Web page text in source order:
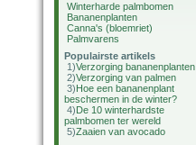
Winterharde palmbomen
Bananenplanten
Canna's (bloemriet)
Palmvarens
Populairste artikels
1)Verzorging bananenplanten
2)Verzorging van palmen
3)Hoe een bananenplant
beschermen in de winter?
4)De 10 winterhardste
palmbomen ter wereld
5)Zaaien van avocado